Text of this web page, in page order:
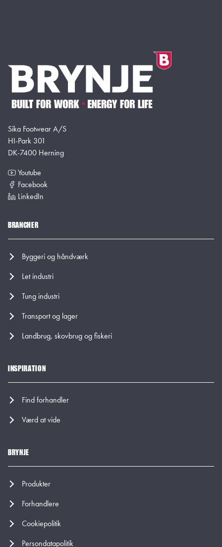
Sika Footwear A/S
HI-Park 301
DK-7400 Herning
Youtube
Facebook
LinkedIn
BRANCHER
Byggeri og håndværk
Let industri
Tung industri
Transport og lager
Landbrug, skovbrug og fiskeri
INSPIRATION
Find forhandler
Værd at vide
BRYNJE
Produkter
Forhandlere
Cookiepolitik
Persondatapolitik